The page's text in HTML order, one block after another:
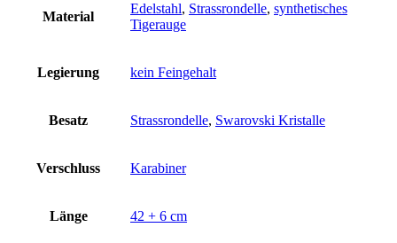
Material
Edelstahl, Strassrondelle, synthetisches
Tigerauge
Legierung kein Feingehalt
Besatz Strassrondelle, Swarovski Kristalle
Verschluss Karabiner
Länge 42 + 6 cm